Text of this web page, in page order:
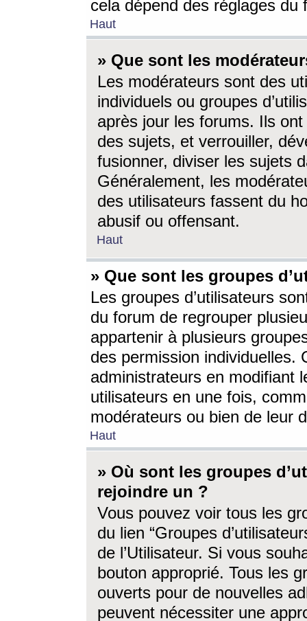
cela dépend des réglages du
Haut
» Que sont les
Les modérateurs sont des
individuels ou groupes
après jour les forums. Ils ont
des sujets, et verrouiller,
fusionner, diviser les sujets
Généralement, les
des utilisateurs fassent du
abusif ou offensant.
Haut
» Que sont les groupes
Les groupes d’utilisateurs
du forum de regrouper
appartenir à plusieurs
des permission individuelles.
administrateurs en modifiant
utilisateurs en une fois,
modérateurs ou bien de leur
Haut
» Où sont les groupes
rejoindre un ?
Vous pouvez voir tous les
du lien “Groupes
de l’Utilisateur. Si vous
bouton approprié. Tous les
ouverts pour de nouvelles
peuvent nécessiter une